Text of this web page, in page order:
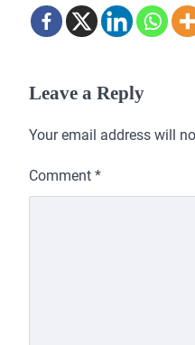
Leave a Reply
Your email address will
Comment *